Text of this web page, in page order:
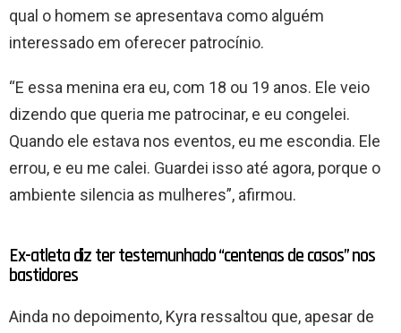
qual o homem se apresentava como alguém
interessado em oferecer patrocínio.
“E essa menina era eu, com 18 ou 19 anos. Ele veio
dizendo que queria me patrocinar, e eu congelei.
Quando ele estava nos eventos, eu me escondia. Ele
errou, e eu me calei. Guardei isso até agora, porque o
ambiente silencia as mulheres”, afirmou.
Ex-atleta diz ter testemunhado “centenas de casos” nos
bastidores
Ainda no depoimento, Kyra ressaltou que, apesar de